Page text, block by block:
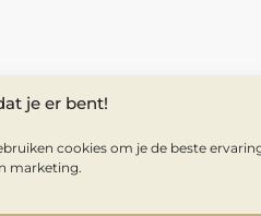
je er bent!
cookies om je de beste
marketing.